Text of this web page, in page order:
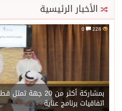
الأخبار الرئيسية
228
بمشاركة أكثر من
اتفاقيات برنامج عناية